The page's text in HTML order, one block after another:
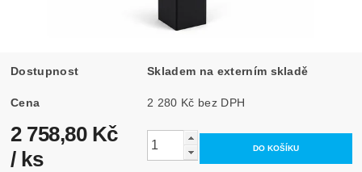
Dostupnost Skladem na externím skladě
Cena 2 280 Kč bez DPH
2 758,80 Kč
/ ks